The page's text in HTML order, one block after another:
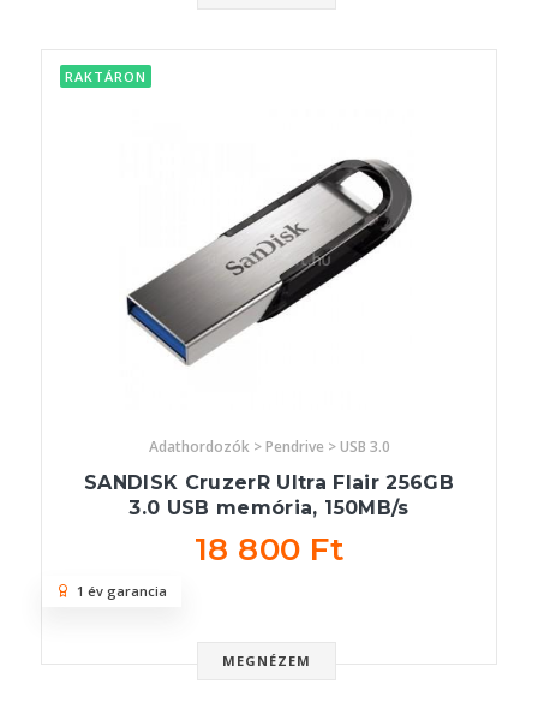
RAKTÁRON
Adathordozók > Pendrive > USB 3.0
SANDISK CruzerR Ultra Flair 256GB
3.0 USB memória, 150MB/s
18 800 Ft
MEGNÉZEM
1 év garancia